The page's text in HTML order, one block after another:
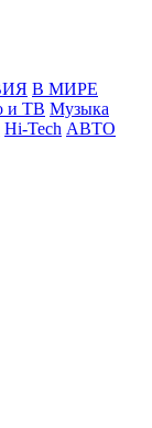
В МИРЕ
и ТВ Музыка
Hi-Tech АВТО